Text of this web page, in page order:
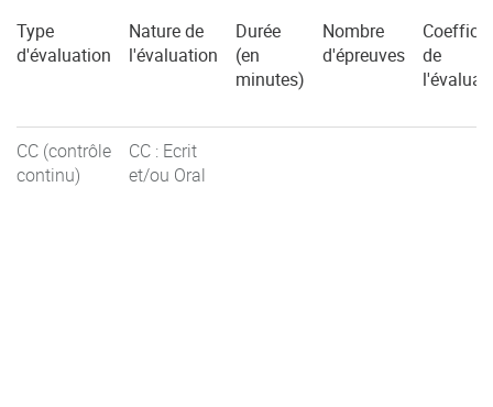
Type
d'évaluation
Nature de
l'évaluation
Durée
(en
minutes)
Nombre
d'épreuves
de
CC (contrôle
continu)
CC : Ecrit
et/ou Oral